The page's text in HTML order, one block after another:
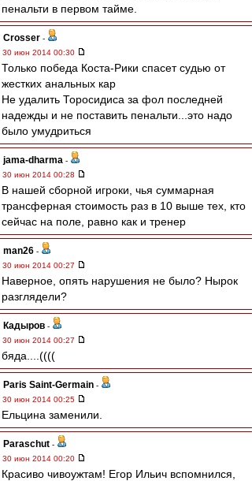
пенальти в первом тайме.
Crosser -
30 июн 2014 00:30
Только победа Коста-Рики спасет судью от
жестких анальных кар
Не удалить Торосидиса за фол последней
надежды и не поставить пенальти...это надо
было умудриться
jama-dharma -
30 июн 2014 00:28
В нашей сборной игроки, чья суммарная
трансферная стоимость раз в 10 выше тех, кто
сейчас на поле, равно как и тренер
man26 -
30 июн 2014 00:27
Наверное, опять нарушения не было? Нырок
разглядели?
Кадыров -
30 июн 2014 00:27
бяда....((((
Paris Saint-Germain -
30 июн 2014 00:25
Ельцина заменили.
Paraschut -
30 июн 2014 00:20
Красиво чивоужтам! Егор Ильич вспомнился,